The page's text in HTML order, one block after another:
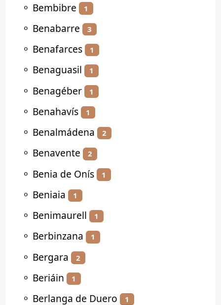
⚬ Bembibre 1
⚬ Benabarre 3
⚬ Benafarces 1
⚬ Benaguasil 1
⚬ Benagéber 1
⚬ Benahavís 1
⚬ Benalmádena 2
⚬ Benavente 2
⚬ Benia de Onís 1
⚬ Beniaia 1
⚬ Benimaurell 1
⚬ Berbinzana 1
⚬ Bergara 2
⚬ Beriáin 1
⚬ Berlanga de Duero 1